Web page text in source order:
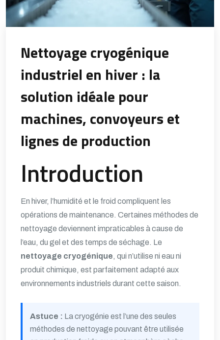
Nettoyage cryogénique
industriel en hiver : la
solution idéale pour
machines, convoyeurs et
lignes de production
Introduction
En hiver, l’humidité et le froid compliquent les
opérations de maintenance. Certaines méthodes de
nettoyage deviennent impraticables à cause de
l’eau, du gel et des temps de séchage. Le
nettoyage cryogénique, qui n’utilise ni eau ni
produit chimique, est parfaitement adapté aux
environnements industriels durant cette saison.
Astuce : La cryogénie est l’une des seules
méthodes de nettoyage pouvant être utilisée